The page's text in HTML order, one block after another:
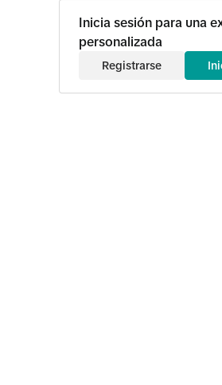
Inicia sesión para una
personalizada
Registrarse